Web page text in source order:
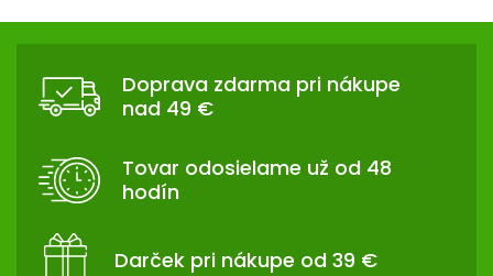
v
l
d
i
e
v
Doprava zdarma pri nákupe
nad 49 €
Tovar odosielame už od 48
hodín
Darček pri nákupe od 39 €